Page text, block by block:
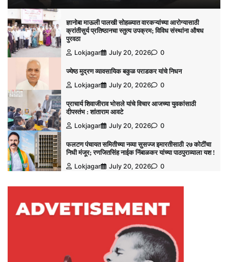
ज्ञानोबा माऊली पालखी सोहळ्यात वारकऱ्यांच्या आरोग्यासाठी
क्रांतीसुर्य प्रतिष्ठानचा स्तुत्य उपक्रम; विविध संस्थांना औषध
पुरवठा
Lokjagar
July 20, 2026 0
ज्येष्ठ मुद्रण व्यावसायिक बकुळ पराडकर यांचे निधन
Lokjagar
July 20, 2026 0
प्राचार्य शिवाजीराव भोसले यांचे विचार आजच्या युवकांसाठी
दीपस्तंभ : शांताराम आवटे
Lokjagar
July 20, 2026 0
फलटण पंचायत समितीच्या नव्या सुसज्ज इमारतीसाठी २७ कोटींचा
निधी मंजूर; रणजितसिंह नाईक निंबाळकर यांच्या पाठपुराव्याला यश !
Lokjagar
July 20, 2026 0